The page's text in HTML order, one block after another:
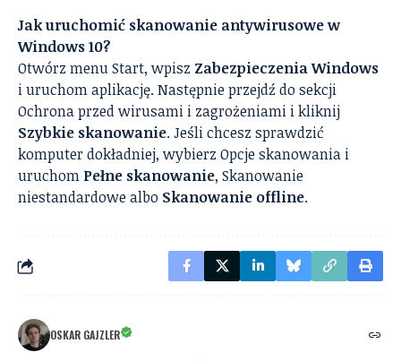
Jak uruchomić skanowanie antywirusowe w
Windows 10?
Otwórz menu Start, wpisz Zabezpieczenia Windows
i uruchom aplikację. Następnie przejdź do sekcji
Ochrona przed wirusami i zagrożeniami i kliknij
Szybkie skanowanie. Jeśli chcesz sprawdzić
komputer dokładniej, wybierz Opcje skanowania i
uruchom Pełne skanowanie, Skanowanie
niestandardowe albo Skanowanie offline.
OSKAR GAJZLER